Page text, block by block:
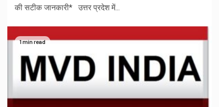
की सटीक जानकारी* उत्तर प्रदेश में...
1 min read